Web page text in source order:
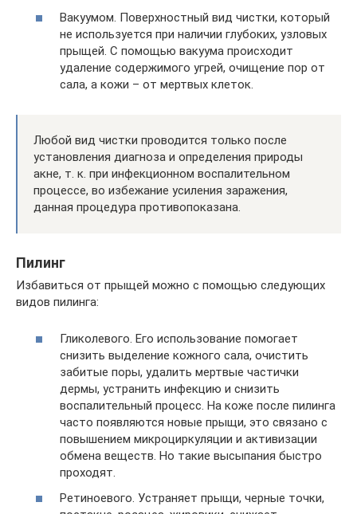
Вакуумом. Поверхностный вид чистки, который
не используется при наличии глубоких, узловых
прыщей. С помощью вакуума происходит
удаление содержимого угрей, очищение пор от
сала, а кожи – от мертвых клеток.
Любой вид чистки проводится только после
установления диагноза и определения природы
акне, т. к. при инфекционном воспалительном
процессе, во избежание усиления заражения,
данная процедура противопоказана.
Пилинг
Избавиться от прыщей можно с помощью следующих
видов пилинга:
Гликолевого. Его использование помогает
снизить выделение кожного сала, очистить
забитые поры, удалить мертвые частички
дермы, устранить инфекцию и снизить
воспалительный процесс. На коже после пилинга
часто появляются новые прыщи, это связано с
повышением микроциркуляции и активизации
обмена веществ. Но такие высыпания быстро
проходят.
Ретиноевого. Устраняет прыщи, черные точки,